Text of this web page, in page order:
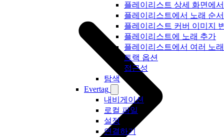
플레이리스트 상세 화면에
플레이리스트에서 노래 순
플레이리스트 커버 이미지
플레이리스트에 노래 추가
플레이리스트에서 여러 노
트랙 옵션
접근성
탐색
Evertag
내비게이션
로컬 파일
설정
연결하기